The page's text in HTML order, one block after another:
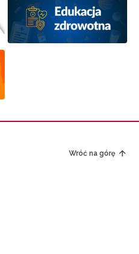
Wróć na górę